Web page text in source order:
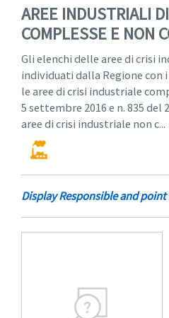
AREE INDUSTRIALI
COMPLESSE E NON
Gli elenchi delle aree di crisi
individuati dalla Regione con
le aree di crisi industriale
5 settembre 2016 e n. 835 del
aree di crisi industriale non c...
Display Responsible and